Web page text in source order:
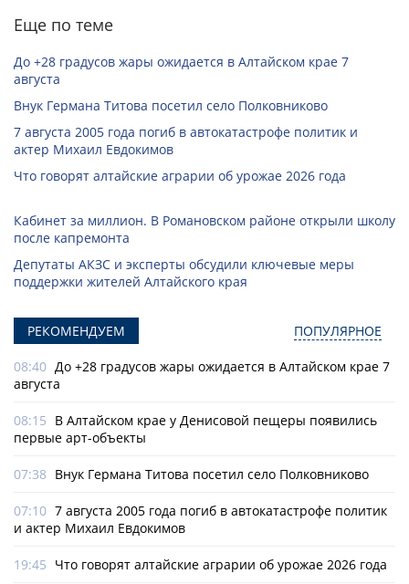
Еще по теме
До +28 градусов жары ожидается в Алтайском крае 7
августа
Внук Германа Титова посетил село Полковниково
7 августа 2005 года погиб в автокатастрофе политик и
актер Михаил Евдокимов
Что говорят алтайские аграрии об урожае 2026 года
Кабинет за миллион. В Романовском районе открыли школу
после капремонта
Депутаты АКЗС и эксперты обсудили ключевые меры
поддержки жителей Алтайского края
РЕКОМЕНДУЕМ ПОПУЛЯРНОЕ
08:40 До +28 градусов жары ожидается в Алтайском крае 7
августа
08:15 В Алтайском крае у Денисовой пещеры появились
первые арт-объекты
07:38 Внук Германа Титова посетил село Полковниково
07:10 7 августа 2005 года погиб в автокатастрофе политик
и актер Михаил Евдокимов
19:45 Что говорят алтайские аграрии об урожае 2026 года